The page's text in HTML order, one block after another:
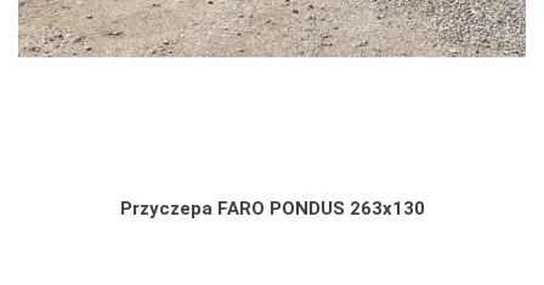
Przyczepa FARO PONDUS 263x130